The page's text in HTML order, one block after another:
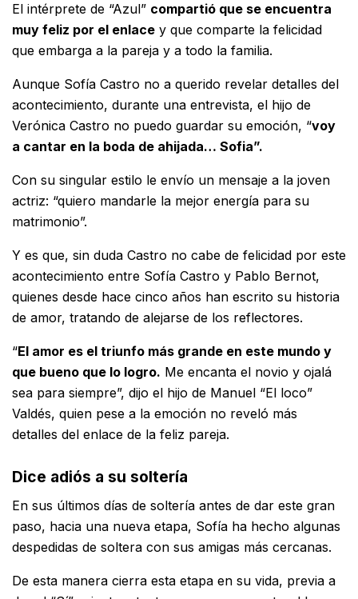
El intérprete de “Azul” compartió que se encuentra
muy feliz por el enlace y que comparte la felicidad
que embarga a la pareja y a todo la familia.
Aunque Sofía Castro no a querido revelar detalles del
acontecimiento, durante una entrevista, el hijo de
Verónica Castro no puedo guardar su emoción, “voy
a cantar en la boda de ahijada… Sofia”.
Con su singular estilo le envío un mensaje a la joven
actriz: “quiero mandarle la mejor energía para su
matrimonio”.
Y es que, sin duda Castro no cabe de felicidad por este
acontecimiento entre Sofía Castro y Pablo Bernot,
quienes desde hace cinco años han escrito su historia
de amor, tratando de alejarse de los reflectores.
“El amor es el triunfo más grande en este mundo y
que bueno que lo logro. Me encanta el novio y ojalá
sea para siempre”, dijo el hijo de Manuel “El loco”
Valdés, quien pese a la emoción no reveló más
detalles del enlace de la feliz pareja.
Dice adiós a su soltería
En sus últimos días de soltería antes de dar este gran
paso, hacia una nueva etapa, Sofía ha hecho algunas
despedidas de soltera con sus amigas más cercanas.
De esta manera cierra esta etapa en su vida, previa a